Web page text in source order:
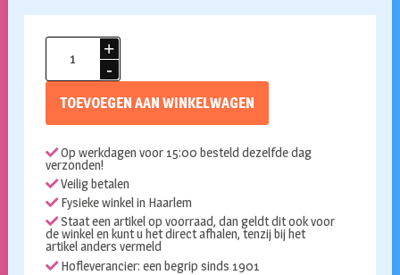
vlaggenlijn
aantal
TOEVOEGEN AAN WINKELWAGEN
Op werkdagen voor 15:00 besteld dezelfde dag
verzonden!
Veilig betalen
Fysieke winkel in Haarlem
Staat een artikel op voorraad, dan geldt dit ook voor
de winkel en kunt u het direct afhalen, tenzij bij het
artikel anders vermeld
Hofleverancier: een begrip sinds 1901